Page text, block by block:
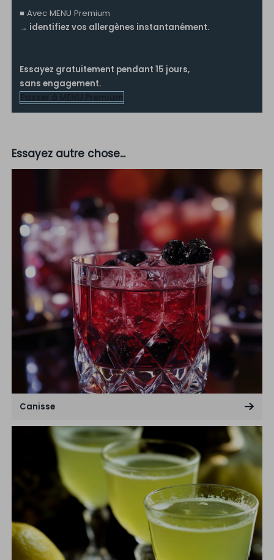
■ Avec MENU Premium
→ identifiez vos allergènes instantanément.
Essayez gratuitement pendant 15 jours,
sans engagement.
Essayez autre chose...
Canisse